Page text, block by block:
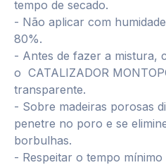
tempo de secado.
- Não aplicar com
80%.
- Antes de fazer a mistura,
o CATALIZADOR
transparente.
- Sobre madeiras porosas
penetre no poro e se
borbulhas.
- Respeitar o tempo